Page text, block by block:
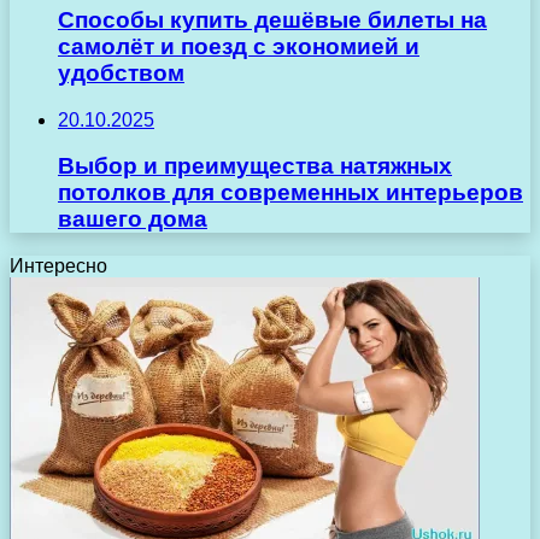
Способы купить дешёвые билеты на
самолёт и поезд с экономией и
удобством
20.10.2025
Выбор и преимущества натяжных
потолков для современных интерьеров
вашего дома
Интересно